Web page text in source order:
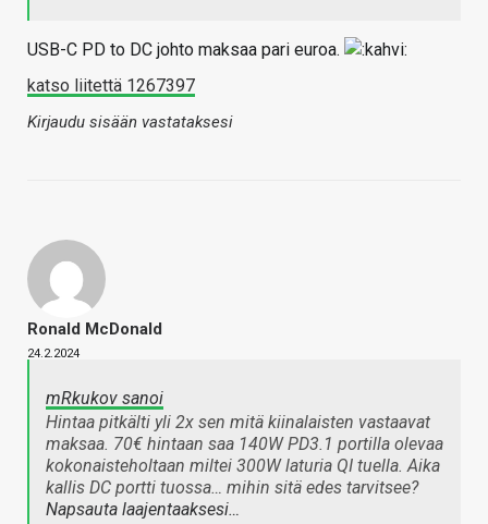
USB-C PD to DC johto maksaa pari euroa.
katso liitettä 1267397
Kirjaudu sisään vastataksesi
Ronald McDonald
24.2.2024
mRkukov sanoi
Hintaa pitkälti yli 2x sen mitä kiinalaisten vastaavat
maksaa. 70€ hintaan saa 140W PD3.1 portilla olevaa
kokonaisteholtaan miltei 300W laturia QI tuella. Aika
kallis DC portti tuossa… mihin sitä edes tarvitsee?
Napsauta laajentaaksesi…